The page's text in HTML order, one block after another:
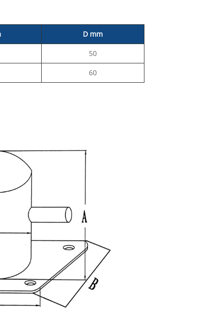
D mm
50
60